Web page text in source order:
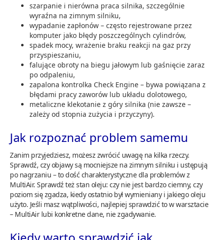
szarpanie i nierówna praca silnika, szczególnie
wyraźna na zimnym silniku,
wypadanie zapłonów – często rejestrowane przez
komputer jako błędy poszczególnych cylindrów,
spadek mocy, wrażenie braku reakcji na gaz przy
przyspieszaniu,
falujące obroty na biegu jałowym lub gaśnięcie zaraz
po odpaleniu,
zapalona kontrolka Check Engine – bywa powiązana z
błędami pracy zaworów lub układu dolotowego,
metaliczne klekotanie z góry silnika (nie zawsze –
zależy od stopnia zużycia i przyczyny).
Jak rozpoznać problem samemu
Zanim przyjedziesz, możesz zwrócić uwagę na kilka rzeczy.
Sprawdź, czy objawy są mocniejsze na zimnym silniku i ustępują
po nagrzaniu – to dość charakterystyczne dla problemów z
MultiAir. Sprawdź też stan oleju: czy nie jest bardzo ciemny, czy
poziom się zgadza, kiedy ostatnio był wymieniany i jakiego oleju
użyto. Jeśli masz wątpliwości, najlepiej sprawdzić to w warsztacie
– MultiAir lubi konkretne dane, nie zgadywanie.